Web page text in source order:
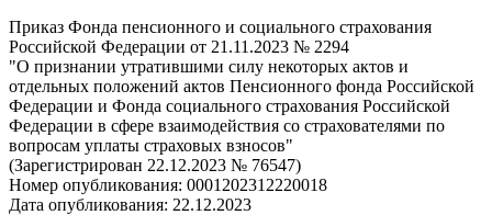
Приказ Фонда пенсионного и социального страхования
Российской Федерации от 21.11.2023 № 2294
"О признании утратившими силу некоторых актов и
отдельных положений актов Пенсионного фонда Российской
Федерации и Фонда социального страхования Российской
Федерации в сфере взаимодействия со страхователями по
вопросам уплаты страховых взносов"
(Зарегистрирован 22.12.2023 № 76547)
Номер опубликования: 0001202312220018
Дата опубликования: 22.12.2023